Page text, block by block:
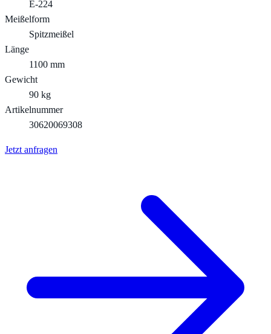
E-224
Meißelform
Spitzmeißel
Länge
1100 mm
Gewicht
90 kg
Artikelnummer
30620069308
Jetzt anfragen